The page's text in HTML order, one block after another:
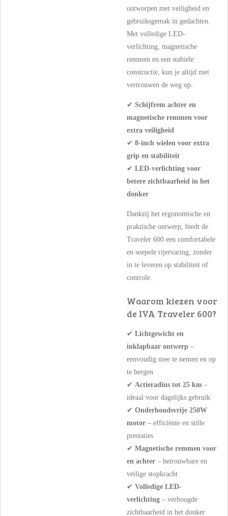
ontworpen met veiligheid en
gebruiksgemak in gedachten.
Met volledige LED-
verlichting, magnetische
remmen en een stabiele
constructie, kun je altijd met
vertrouwen de weg op.
✔ Schijfrem achter en
magnetische remmen voor
extra veiligheid
✔ 8-inch wielen voor extra
grip en stabiliteit
✔ LED-verlichting voor
betere zichtbaarheid in het
donker
Dankzij het ergonomische en
praktische ontwerp, biedt de
Traveler 600 een comfortabele
en soepele rijervaring, zonder
in te leveren op stabiliteit of
controle.
Waarom kiezen voor
de IVA Traveler 600?
✔ Lichtgewicht en
inklapbaar ontwerp –
eenvoudig mee te nemen en op
te bergen
✔ Actieradius tot 25 km –
ideaal voor dagelijks gebruik
✔ Onderhoudsvrije 250W
motor – efficiënte en stille
prestaties
✔ Magnetische remmen voor
en achter – betrouwbare en
veilige stopkracht
✔ Volledige LED-
verlichting – verhoogde
zichtbaarheid in het donker